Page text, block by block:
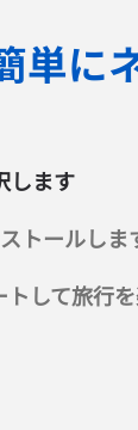
単に
します
トールしま
トして旅行